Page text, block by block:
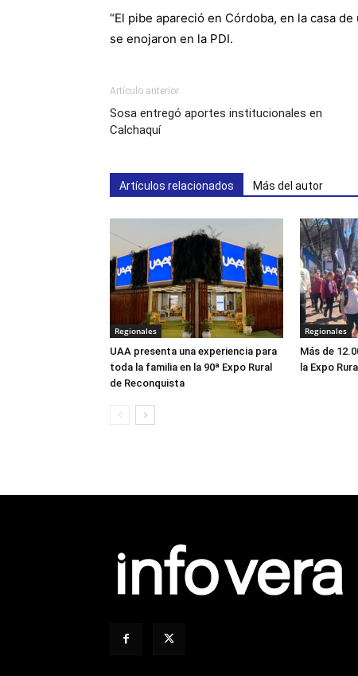
“El pibe apareció en Córdoba, en la casa
se enojaron en la PDI.
Artículo anterior
Sosa entregó aportes institucionales en
Calchaquí
Artículos relacionados Más del autor
Regionales
UAA presenta una experiencia para
toda la familia en la 90ª Expo Rural
de Reconquista
Regionales
Más de
la Expo